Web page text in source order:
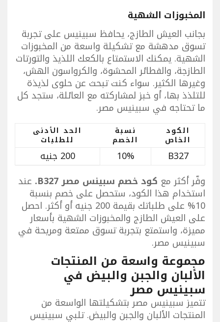
المخبوزات الشهية
بجانب العيش الطازج، يحافظ سبينيس على تجربة
تسوق مدهشة مع تشكيلة واسعة من المخبوزات
الشهية. يمكنك الاستمتاع بالكعك اللذيذ والتورتات
الطازجة، والفطائر المحشوة، والكرواسون الهش،
وغيرها الكثير. سواء كنت تبحث عن حلوى لذيذة
للتلذذ بها، أو خبز لمشاركته مع العائلة، ستجد كل
ما تحتاجه في سبينيس مصر.
الكود
الخاص
نسبة
الخصم
الحد الأدنى
للطلبات
B327
10%
200 جنيه
وفّر أكثر مع كود خصم سبينس مصرB327. عند
استخدام هذا الكود، ستحصل على خصم بنسبة
10% على طلباتك بقيمة 200 جنيه أو أكثر. احصل
على العيش الطازج والمخبوزات الشهية بأسعار
مميزة، واستمتع بتجربة تسوق ممتعة ومريحة في
سبينيس مصر.
مجموعة واسعة من المنتجات
الألبان والجبن والبيض في
سبينيس مصر
تتميز سبينيس مصر بتشكيلتها الواسعة من
المنتجات الألبان والجبن والبيض. تلبي سبينيس